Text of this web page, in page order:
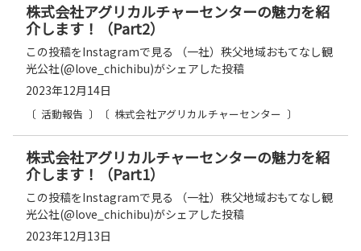
2023年12月14日
活動報告 株式会社アグリカルチャーセンター
株式会社アグリカルチャーセンターの魅力を紹
介します！（Part2）
この投稿をInstagramで見る （一社）秩父地域おもてなし観
光公社(@love_chichibu)がシェアした投稿
2023年12月13日
株式会社アグリカルチャーセンターの魅力を紹
介します！（Part1）
この投稿をInstagramで見る （一社）秩父地域おもてなし観
光公社(@love_chichibu)がシェアした投稿